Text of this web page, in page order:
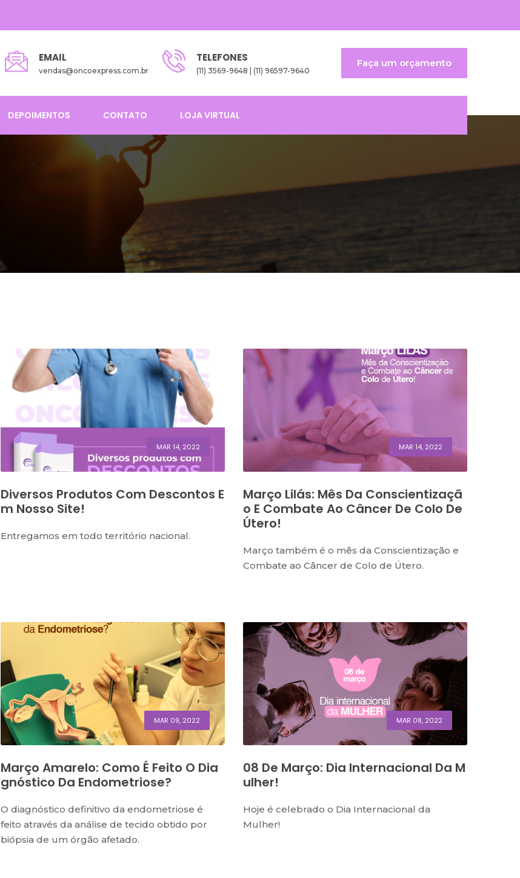
EMAIL
vendas@oncoexpress.com.br
TELEFONES
(11) 3569-9648 | (11) 96597-9640
Faça um orçamento
DEPOIMENTOS CONTATO LOJA VIRTUAL
MAR 14, 2022
Diversos Produtos Com Descontos E
M Nosso Site!
Entregamos em todo território nacional.
MAR 14, 2022
Março Lilás: Mês Da Conscientizaçã
O E Combate Ao Câncer De Colo De
Útero!
Março também é o mês da Conscientização e
Combate ao Câncer de Colo de Útero.
MAR 09, 2022
Março Amarelo: Como É Feito O Dia
Gnóstico Da Endometriose?
O diagnóstico definitivo da endometriose é
feito através da análise de tecido obtido por
biópsia de um órgão afetado.
MAR 08, 2022
08 De Março: Dia Internacional Da M
Ulher!
Hoje é celebrado o Dia Internacional da
Mulher!